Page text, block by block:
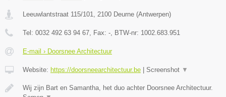
Leeuwlantstraat 115/101 2100 Deurne (Antwerpen)
Tel: 0032 492 63 94 67 , Fax: - , BTW-nr: 1002.683.951
E-mail › Doorsnee Architectuur
Website: https://doorsneearchitectuur.be Screenshot ▼
Wij zijn Bart en Samantha, het duo achter Doorsnee Architectuur.